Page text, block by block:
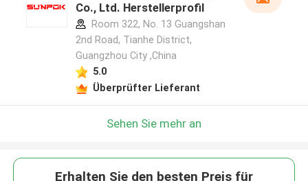
Co., Ltd. Herstellerprofil
Room 322, No. 13 Guangshan
2nd Road, Tianhe District,
Guangzhou City ,China
5.0
Überprüfter Lieferant
Sehen Sie mehr an
Erhalten Sie den besten Preis für